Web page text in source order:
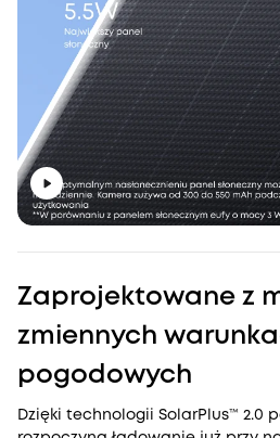
Zaprojektowane z
zmiennych
pogodowych
Dzięki technologii SolarPlus™ 2.0